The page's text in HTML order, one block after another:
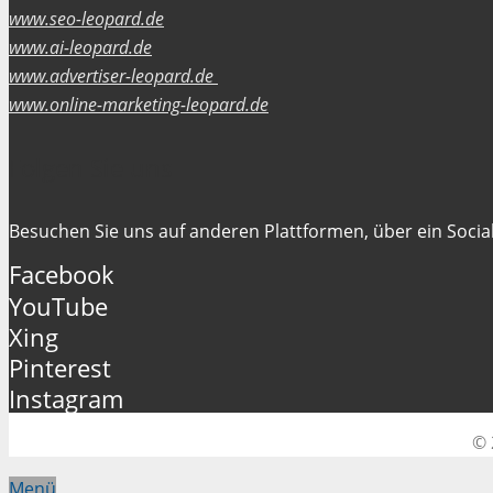
www.seo-leopard.de
www.ai-leopard.de
www.advertiser-leopard.de
www.online-marketing-leopard.de
Besuchen Sie uns auf anderen Plattformen, über ein
Facebook
YouTube
Xing
Pinterest
Instagram
©